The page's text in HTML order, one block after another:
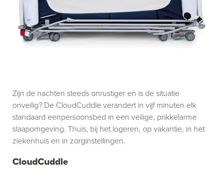
CloudCuddle
Zijn de nachten steeds onrustiger en is de situatie
onveilig? De CloudCuddle verandert in vijf minuten elk
standaard eenpersoonsbed in een veilige, prikkelarme
slaapomgeving. Thuis, bij het logeren, op vakantie, in het
ziekenhuis en in zorginstellingen.